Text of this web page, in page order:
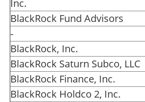
Inc.
BlackRock Fund Advisors
-
BlackRock, Inc.
BlackRock Saturn Subco, LLC
BlackRock Finance, Inc.
BlackRock Holdco 2, Inc.